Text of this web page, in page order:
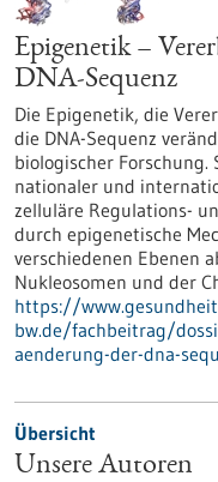
Epigenetik –
DNA-Sequenz
Die Epigenetik, die
die DNA-Sequenz
biologischer
nationaler und
zelluläre Regulations-
durch epigenetische
verschiedenen Ebenen
Nukleosomen und der
https://
bw.de/fachbeitrag/
aenderung-der-dna-
Übersicht
Unsere Autoren